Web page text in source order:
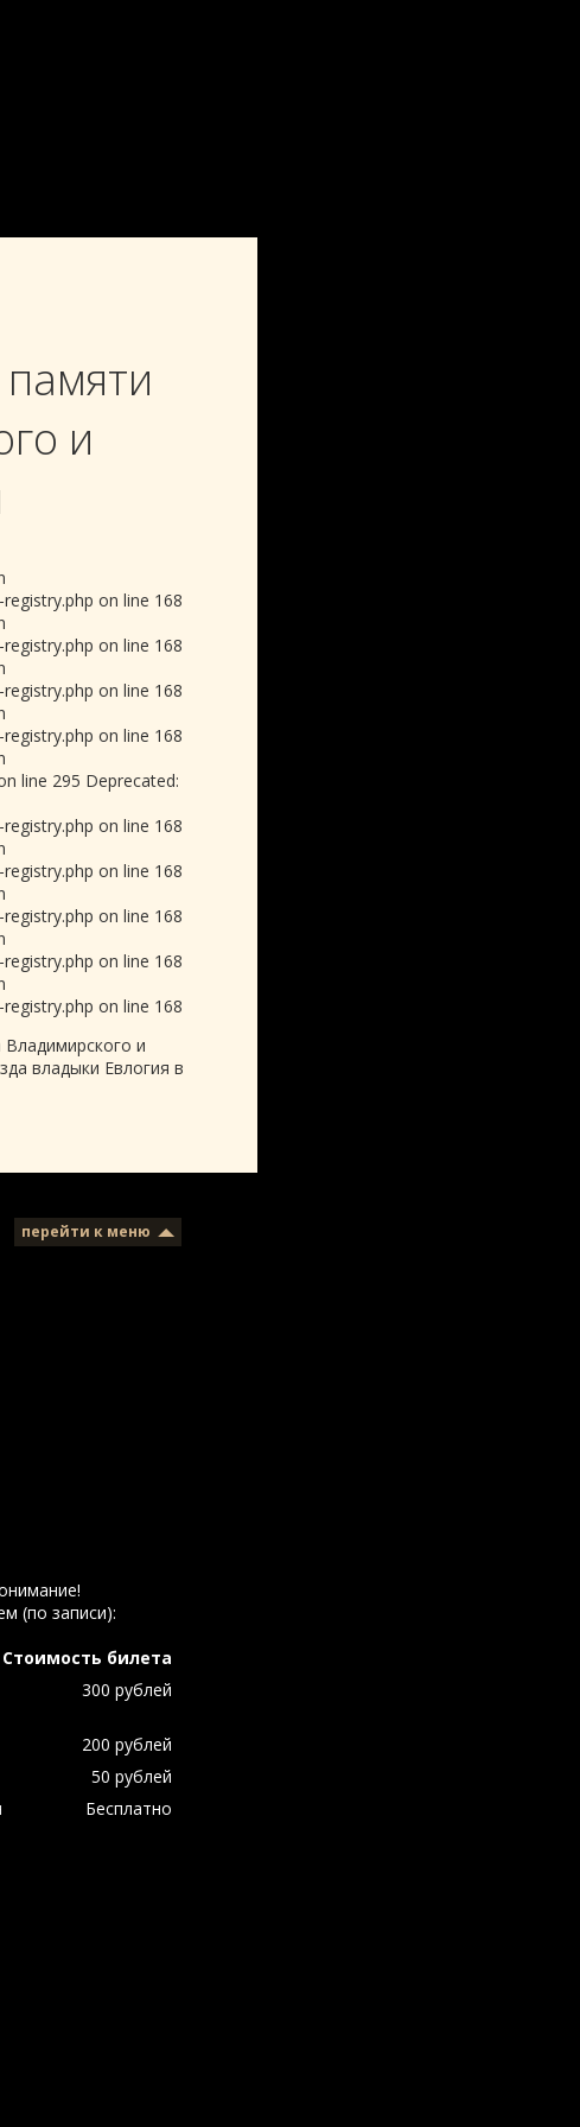
и
on line 168
on line 168
on line 168
on line 168
line 295 Deprecated:
on line 168
on line 168
on line 168
on line 168
on line 168
и
владыки Евлогия в
перейти к меню
(по записи):
Стоимость билета
300 рублей
200 рублей
50 рублей
Бесплатно